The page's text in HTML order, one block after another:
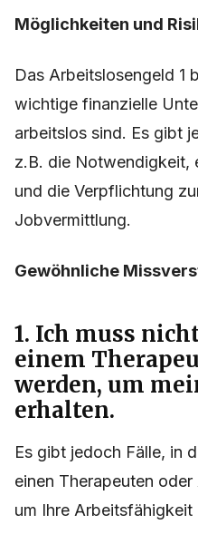
Möglichkeiten und
Das Arbeitslosengeld 1
wichtige finanzielle
arbeitslos sind. Es gibt
z.B. die Notwendigkeit,
und die Verpflichtung
Jobvermittlung.
Gewöhnliche
1. Ich muss
einem
werden, um
erhalten.
Es gibt jedoch Fälle, in
einen Therapeuten
um Ihre Arbeitsfähigkeit